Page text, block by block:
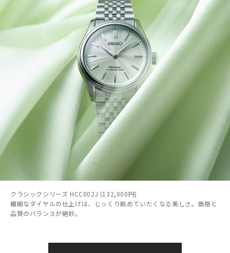
クラシックシリーズ HCC002J (132,000円)
繊細なダイヤルの仕上げは、じっくり眺めていたくなる美しさ。価格と
品質のバランスが絶妙。